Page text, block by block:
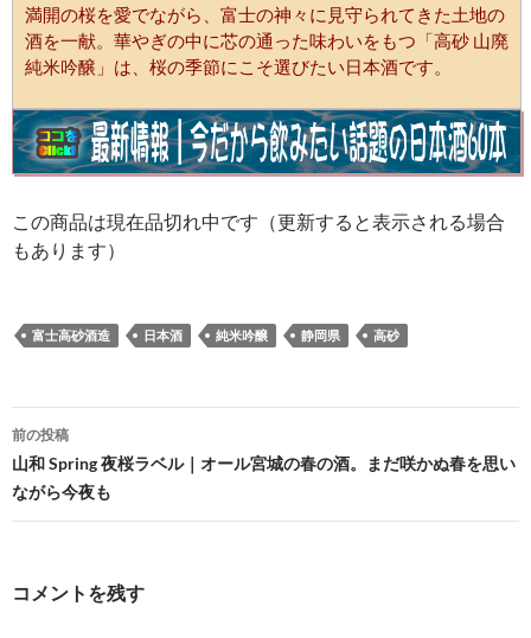
満開の桜を愛でながら、富士の神々に見守られてきた土地の
酒を一献。華やぎの中に芯の通った味わいをもつ「高砂 山廃
純米吟醸」は、桜の季節にこそ選びたい日本酒です。
この商品は現在品切れ中です（更新すると表示される場合
もあります）
富士高砂酒造 日本酒 純米吟醸 静岡県 高砂
投
稿
ナ
ゲ
前の投稿
山和 Spring 夜桜ラベル｜オール宮城の春の酒。まだ咲かぬ春を思い
ながら今夜も
コメントを残す